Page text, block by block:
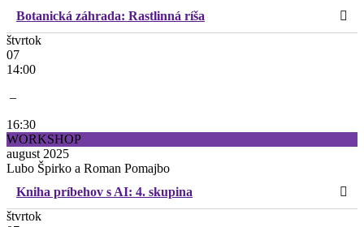
Botanická záhrada: Rastlinná ríša
štvrtok
07
14:00
–
16:30
WORKSHOP
august 2025
Lubo Špirko a Roman Pomajbo
Kniha príbehov s AI: 4. skupina
štvrtok